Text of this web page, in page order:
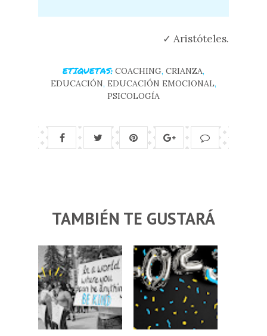
✓ Aristóteles.
ETIQUETAS: COACHING, CRIANZA,
EDUCACIÓN, EDUCACIÓN EMOCIONAL,
PSICOLOGÍA
TAMBIÉN TE GUSTARÁ